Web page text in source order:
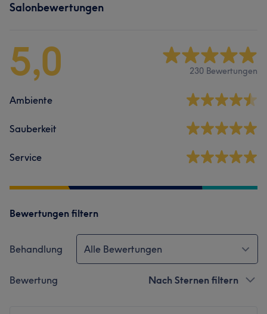
Salonbewertungen
5,0 230 Bewertungen
Ambiente
Sauberkeit
Service
Bewertungen filtern
Behandlung Alle Bewertungen
Bewertung Nach Sternen filtern